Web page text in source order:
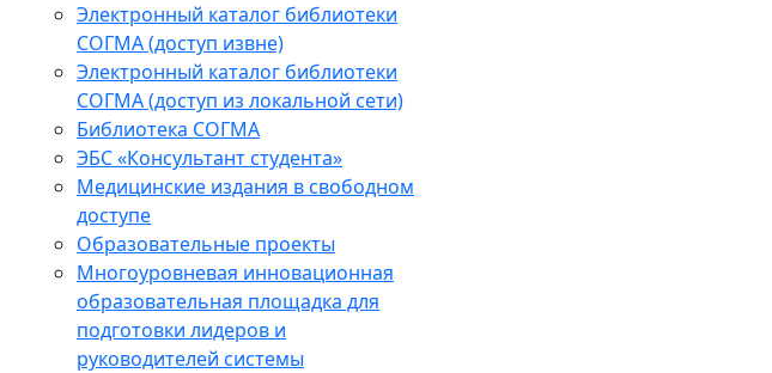
Электронный каталог библиотеки
СОГМА (доступ извне)
Электронный каталог библиотеки
СОГМА (доступ из локальной сети)
Библиотека СОГМА
ЭБС «Консультант студента»
Медицинские издания в свободном
доступе
Образовательные проекты
Многоуровневая инновационная
образовательная площадка для
подготовки лидеров и
руководителей системы